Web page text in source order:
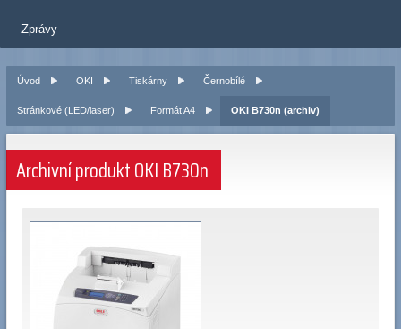
Zprávy
Úvod OKI Tiskárny Černobílé
Stránkové (LED/laser) Formát A4 OKI B730n (archiv)
Archivní produkt OKI B730n